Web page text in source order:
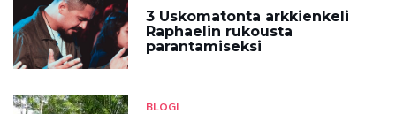
3 Uskomatonta arkkienkeli
Raphaelin rukousta
parantamiseksi
BLOGI